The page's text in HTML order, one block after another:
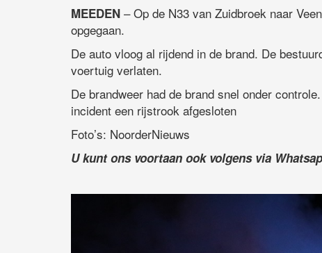
MEEDEN – Op de N33 van Zuidbroek naar
opgegaan.
De auto vloog al rijdend in de brand. De
voertuig verlaten.
De brandweer had de brand snel onder
incident een rijstrook afgesloten
Foto’s: NoorderNieuws
U kunt ons voortaan ook volgens via